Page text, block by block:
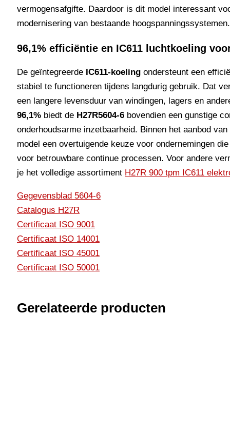
vermogensafgifte. Daardoor is dit model interessant
modernisering van bestaande hoogspanningssystemen.
96,1% efficiëntie en IC611 luchtkoeling
De geïntegreerde IC611-koeling ondersteunt een
stabiel te functioneren tijdens langdurig gebruik. Dat
een langere levensduur van windingen, lagers en
96,1% biedt de H27R5604-6 bovendien een gunstige
onderhoudsarme inzetbaarheid. Binnen het aanbod
model een overtuigende keuze voor ondernemingen
voor betrouwbare continue processen. Voor andere
je het volledige assortiment H27R 900 tpm IC611
Gegevensblad 5604-6
Catalogus H27R
Certificaat ISO 9001
Certificaat ISO 14001
Certificaat ISO 45001
Certificaat ISO 50001
Gerelateerde producten